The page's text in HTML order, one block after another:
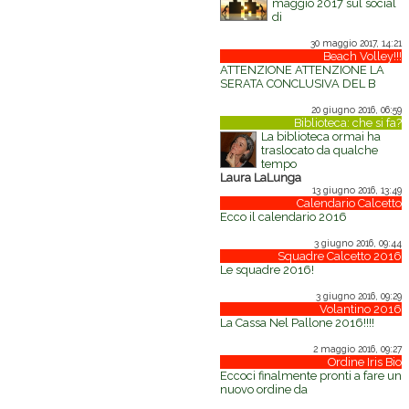
maggio 2017 sul social
di
30 maggio 2017, 14:21
Beach Volley!!!
ATTENZIONE ATTENZIONE LA
SERATA CONCLUSIVA DEL B
20 giugno 2016, 06:59
Biblioteca: che si fa?
La biblioteca ormai ha
traslocato da qualche
tempo
Laura LaLunga
13 giugno 2016, 13:49
Calendario Calcetto
Ecco il calendario 2016
3 giugno 2016, 09:44
Squadre Calcetto 2016
Le squadre 2016!
3 giugno 2016, 09:29
Volantino 2016
La Cassa Nel Pallone 2016!!!!
2 maggio 2016, 09:27
Ordine Iris Bio
Eccoci finalmente pronti a fare un
nuovo ordine da